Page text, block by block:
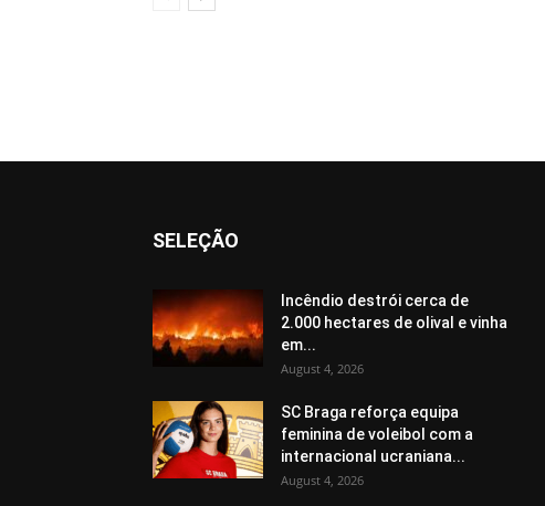
SELEÇÃO
Incêndio destrói cerca de
2.000 hectares de olival e vinha
em...
August 4, 2026
SC Braga reforça equipa
feminina de voleibol com a
internacional ucraniana...
August 4, 2026